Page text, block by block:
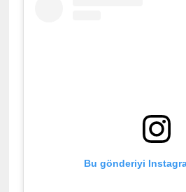
Bu gönderiyi